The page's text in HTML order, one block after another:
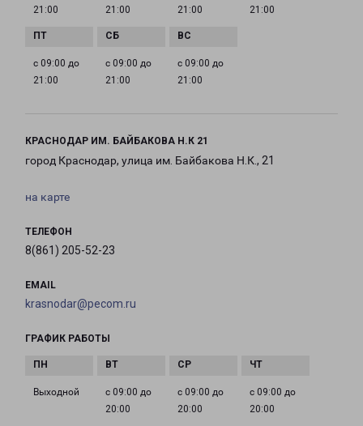
21:00
21:00
21:00
21:00
с 09:00 до
21:00
с 09:00 до
21:00
с 09:00 до
21:00
КРАСНОДАР ИМ. БАЙБАКОВА Н.К 21
город Краснодар, улица им. Байбакова Н.К., 21
на карте
ТЕЛЕФОН
8(861) 205-52-23
EMAIL
krasnodar@pecom.ru
ГРАФИК РАБОТЫ
Выходной
с 09:00 до
20:00
с 09:00 до
20:00
с 09:00 до
20:00